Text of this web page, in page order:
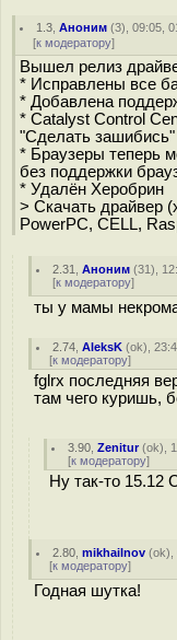
1.3 ,Аноним (3), 09:05,
[к модератору]
Вышел релиз
* Исправлены все
* Добавлена
* Catalyst Control
"Сделать зашибись"
* Браузеры теперь
без поддержки
* Удалён Херобрин
> Скачать драйвер
PowerPC, CELL,
2.31 ,Аноним (31),
[к модератору]
ты у мамы
2.74 ,AleksK (ok),
[к модератору]
fglrx последняя
там чего куришь,
3.90 ,Zenitur(ok),
[к модератору]
Ну так-то 15.12
2.80 ,mikhailnov (ok),
[к модератору]
Годная шутка!